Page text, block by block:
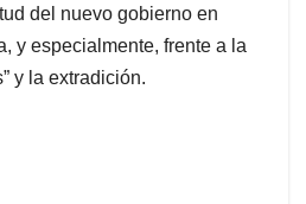
del nuevo gobierno en
y especialmente, frente a la
y la extradición.